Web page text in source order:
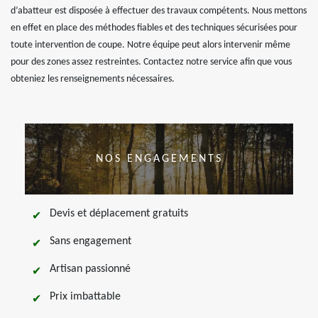
d’abatteur est disposée à effectuer des travaux compétents. Nous mettons
en effet en place des méthodes fiables et des techniques sécurisées pour
toute intervention de coupe. Notre équipe peut alors intervenir même
pour des zones assez restreintes. Contactez notre service afin que vous
obteniez les renseignements nécessaires.
NOS ENGAGEMENTS
Devis et déplacement gratuits
Sans engagement
Artisan passionné
Prix imbattable